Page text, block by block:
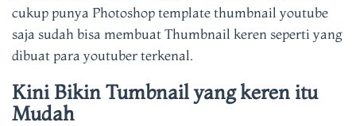
cukup punya Photoshop template thumbnail youtube
saja sudah bisa membuat Thumbnail keren seperti yang
dibuat para youtuber terkenal.
Kini Bikin Tumbnail yang keren itu
Mudah